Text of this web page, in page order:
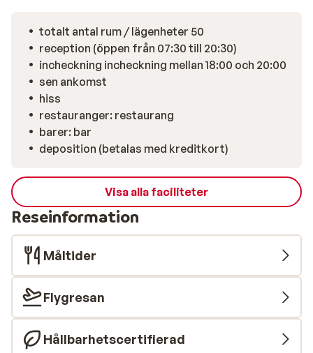
totalt antal rum / lägenheter 50
reception (öppen från 07:30 till 20:30)
incheckning incheckning mellan 18:00 och 20:00
sen ankomst
hiss
restauranger: restaurang
barer: bar
deposition (betalas med kreditkort)
Visa alla faciliteter
Reseinformation
Måltider
Flygresan
Hållbarhetscertifierad